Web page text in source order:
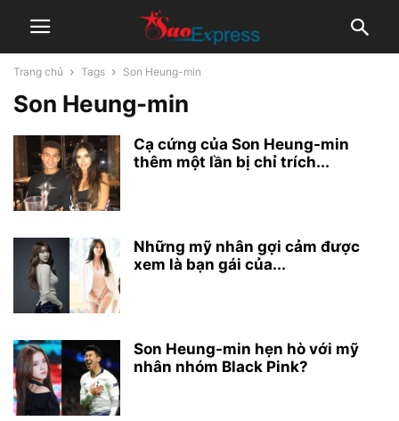
Trang chủ Tags Son Heung-min
Son Heung-min
Cạ cứng của Son Heung-min
thêm một lần bị chỉ trích...
Những mỹ nhân gợi cảm được
xem là bạn gái của...
Son Heung-min hẹn hò với mỹ
nhân nhóm Black Pink?